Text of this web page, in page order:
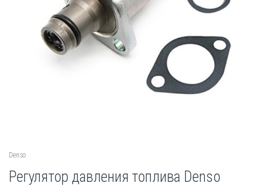
Denso
Регулятор давления топлива Denso